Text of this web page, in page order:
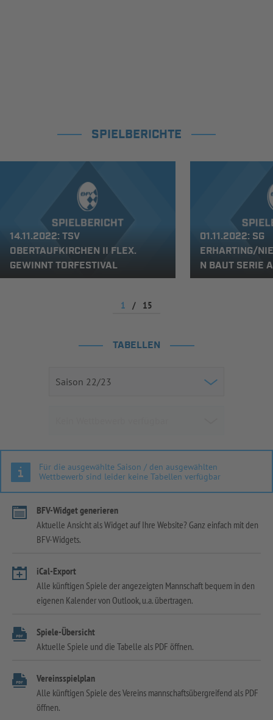
SPIELBERICHTE
14.11.2022: TSV
OBERTAUFKIRCHEN II FLEX.
GEWINNT TORFESTIVAL
01.11.2022: SG
ERHARTING/
N BAUT SERIE
1 / 15
TABELLEN
Für die ausgewählte Saison / den ausgewählten
Wettbewerb sind leider keine Tabellen verfügbar
BFV-Widget generieren
Aktuelle Ansicht als Widget auf Ihre Website? Ganz einfach mit den
BFV-Widgets.
iCal-Export
Alle künftigen Spiele der angezeigten Mannschaft bequem in den
eigenen Kalender von Outlook, u.a. übertragen.
Spiele-Übersicht
Aktuelle Spiele und die Tabelle als PDF öffnen.
Vereinsspielplan
Alle künftigen Spiele des Vereins mannschaftsübergreifend als PDF
öffnen.